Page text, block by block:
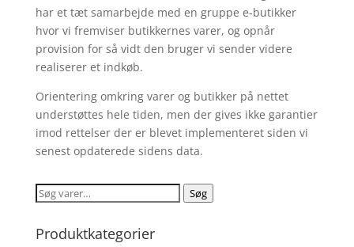
har et tæt samarbejde med en gruppe e-butikker
hvor vi fremviser butikkernes varer, og opnår
provision for så vidt den bruger vi sender videre
realiserer et indkøb.
Orientering omkring varer og butikker på nettet
understøttes hele tiden, men der gives ikke garantier
imod rettelser der er blevet implementeret siden vi
senest opdaterede sidens data.
Søg
Søg
Produktkategorier